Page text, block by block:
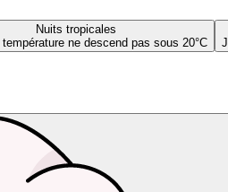
Nuits tropicales
ne descend pas sous 20°C